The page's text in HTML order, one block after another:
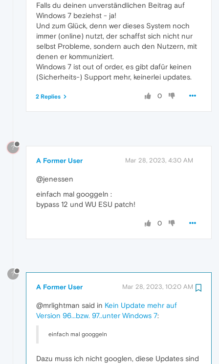
Falls du deinen unverständlichen Beitrag auf
Windows 7 beziehst - ja!
Und zum Glück, denn wer dieses System noch
immer (online) nutzt, der schaffst sich nicht nur
selbst Probleme, sondern auch den Nutzern, mit
denen er kommuniziert.
Windows 7 ist out of order, es gibt dafür keinen
(Sicherheits-) Support mehr, keinerlei updates.
0
2 Replies
?
A Former User Mar 28, 2023, 4:30 AM
@jenessen
einfach mal googgeln :
bypass 12 und WU ESU patch!
0
?
A Former User Mar 28, 2023, 10:20 AM
@mrlightman said in Kein Update mehr auf
Version 96...bzw. 97..unter Windows 7:
einfach mal googgeln
Dazu muss ich nicht googlen, diese Updates sind